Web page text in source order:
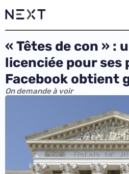
« Têtes de con » :
licenciée pour ses
Facebook obtient
On demande à voir